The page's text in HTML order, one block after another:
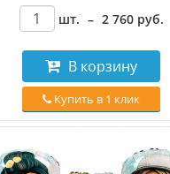
шт. – 2 760 руб.
В корзину
Купить в 1 клик